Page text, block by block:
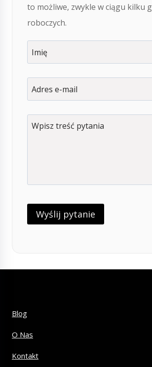
to możliwe, zwykle w ciągu kilku
roboczych.
Blog
O Nas
Kontakt